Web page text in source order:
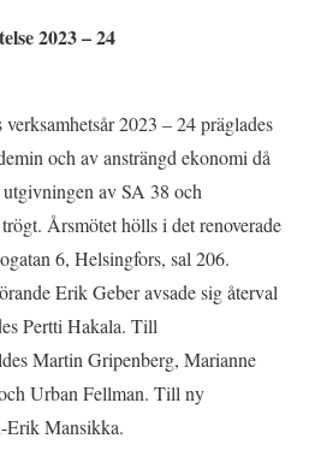
2023 – 24
2023 – 24 präglades
och av ansträngd ekonomi då
av SA 38 och
Årsmötet hölls i det renoverade
6, Helsingfors, sal 206.
Erik Geber avsade sig återval
Pertti Hakala. Till
Martin Gripenberg, Marianne
Urban Fellman. Till ny
Erik Mansikka.